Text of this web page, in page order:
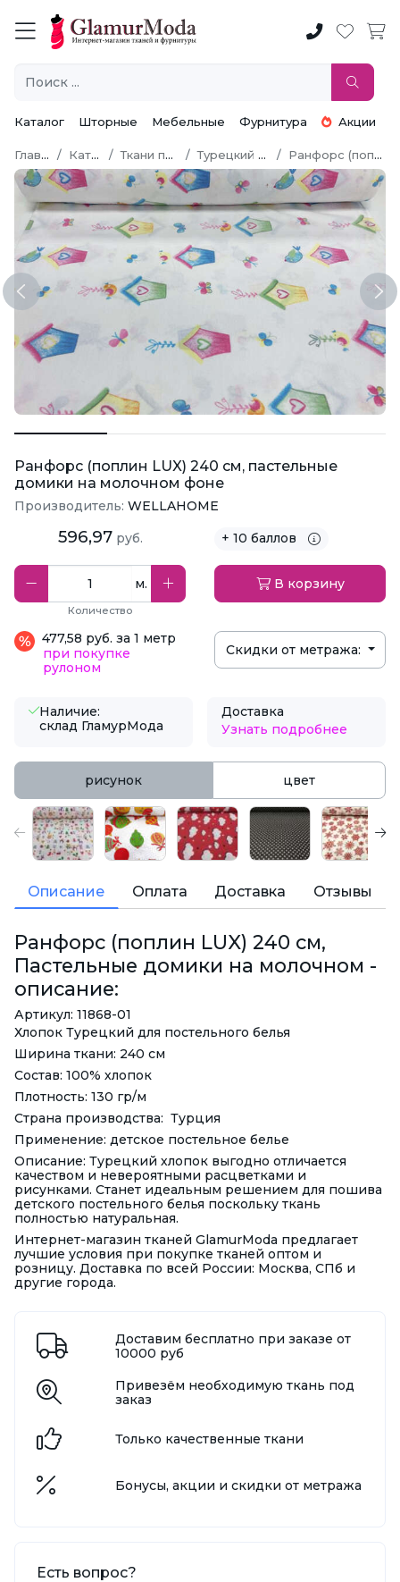
Каталог Шторные Мебельные Фурнитура Акции
Главная Каталог Ткани по типу Турецкий хлопок Ранфорс (поплин LUX)
Previous
Ранфорс (поплин LUX) 240 см, пастельные
домики на молочном фоне
Производитель: WELLAHOME
596,97 руб. + 10 баллов
м.
Количество
В корзину
477,58 руб. за 1 метр
при покупке
рулоном
Скидки от метража:
Наличие:
склад ГламурМода
Доставка
Узнать подробнее
рисунок цвет
Описание Оплата Доставка Отзывы
Ранфорс (поплин LUX) 240 см,
Пастельные домики на молочном -
описание:
Артикул: 11868-01
Хлопок Турецкий для постельного белья
Ширина ткани: 240 см
Состав: 100% хлопок
Плотность: 130 гр/м
Страна производства: Турция
Применение: детское постельное белье
Описание: Турецкий хлопок выгодно отличается
качеством и невероятными расцветками и
рисунками. Станет идеальным решением для пошива
детского постельного белья поскольку ткань
полностью натуральная.
Интернет-магазин тканей GlamurModa предлагает
лучшие условия при покупке тканей оптом и
розницу. Доставка по всей России: Москва, СПб и
другие города.
Доставим бесплатно при заказе от
10000 руб
Привезём необходимую ткань под
заказ
Только качественные ткани
Бонусы, акции и скидки от метража
Есть вопрос?